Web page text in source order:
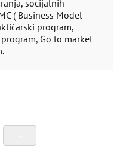
socijalnih
( Business Model
program,
Go to market